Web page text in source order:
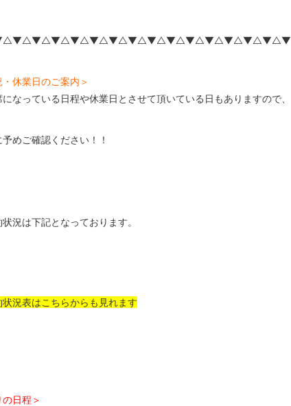
・休業日のご案内＞
なっている日程や休業日とさせて頂いている日もありますので、
めご確認ください！！
況は下記となっております。
状況表はこちらからも見れます
日程＞